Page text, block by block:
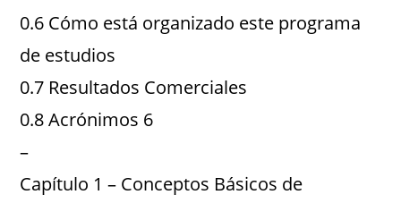
0.6 Cómo está organizado este programa
de estudios
0.7 Resultados Comerciales
0.8 Acrónimos 6
–
Capítulo 1 – Conceptos Básicos de